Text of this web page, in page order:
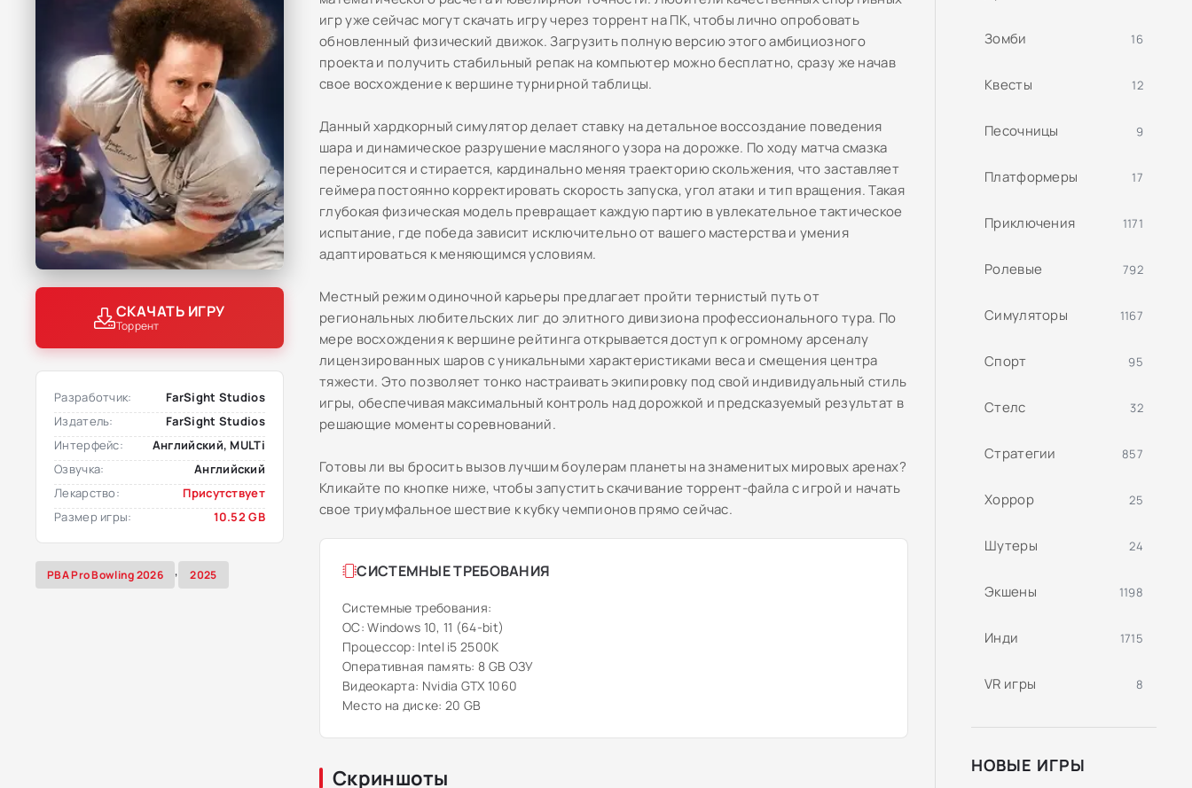
СКАЧАТЬ ИГРУ
Торрент
Разработчик:
FarSight Studios
Издатель:
FarSight Studios
Интерфейс:
Английский, MULTi
Озвучка:
Английский
Лекарство:
Присутствует
Размер игры:
10.52 GB
PBA Pro Bowling 2026 , 2025
игр уже сейчас могут скачать игру через торрент на ПК, чтобы лично опробовать
обновленный физический движок. Загрузить полную версию этого амбициозного
проекта и получить стабильный репак на компьютер можно бесплатно, сразу же начав
свое восхождение к вершине турнирной таблицы.
Данный хардкорный симулятор делает ставку на детальное воссоздание поведения
шара и динамическое разрушение масляного узора на дорожке. По ходу матча смазка
переносится и стирается, кардинально меняя траекторию скольжения, что заставляет
геймера постоянно корректировать скорость запуска, угол атаки и тип вращения. Такая
глубокая физическая модель превращает каждую партию в увлекательное тактическое
испытание, где победа зависит исключительно от вашего мастерства и умения
адаптироваться к меняющимся условиям.
Местный режим одиночной карьеры предлагает пройти тернистый путь от
региональных любительских лиг до элитного дивизиона профессионального тура. По
мере восхождения к вершине рейтинга открывается доступ к огромному арсеналу
лицензированных шаров с уникальными характеристиками веса и смещения центра
тяжести. Это позволяет тонко настраивать экипировку под свой индивидуальный стиль
игры, обеспечивая максимальный контроль над дорожкой и предсказуемый результат в
решающие моменты соревнований.
Готовы ли вы бросить вызов лучшим боулерам планеты на знаменитых мировых аренах?
Кликайте по кнопке ниже, чтобы запустить скачивание торрент-файла с игрой и начать
свое триумфальное шествие к кубку чемпионов прямо сейчас.
СИСТЕМНЫЕ ТРЕБОВАНИЯ
Системные требования:
ОС: Windows 10, 11 (64-bit)
Процессор: Intel i5 2500K
Оперативная память: 8 GB ОЗУ
Видеокарта: Nvidia GTX 1060
Место на диске: 20 GB
Скриншоты
Зомби 16
Квесты 12
Песочницы 9
Платформеры 17
Приключения 1171
Ролевые 792
Симуляторы 1167
Спорт 95
Стелс 32
Стратегии 857
Хоррор 25
Шутеры 24
Экшены 1198
Инди 1715
VR игры 8
НОВЫЕ ИГРЫ